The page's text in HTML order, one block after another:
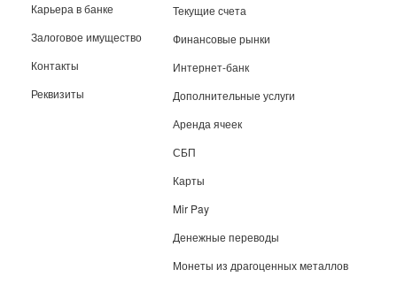
Карьера в банке
Залоговое имущество
Контакты
Реквизиты
Текущие счета
Финансовые рынки
Интернет-банк
Дополнительные услуги
Аренда ячеек
СБП
Карты
Mir Pay
Денежные переводы
Монеты из драгоценных металлов